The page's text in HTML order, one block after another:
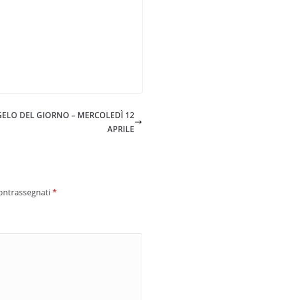
DEL GIORNO – MERCOLEDÌ 12
APRILE
*